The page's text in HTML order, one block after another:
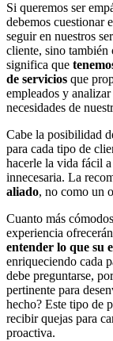
Si queremos ser
debemos cuestionar
seguir en nuestros
cliente, sino también
significa que
de servicios que
empleados y
necesidades de
Cabe la posibilidad
para cada tipo de
hacerle la vida fácil
innecesaria. La
aliado, no como un
Cuanto más
experiencia
entender lo que su
enriqueciendo cada
debe preguntarse,
pertinente para
hecho? Este tipo de
recibir quejas para
proactiva.